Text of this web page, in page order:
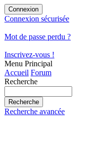
Connexion sécurisée
Mot de passe perdu ?
Inscrivez-vous !
Menu Principal
Accueil Forum
Recherche
Recherche avancée